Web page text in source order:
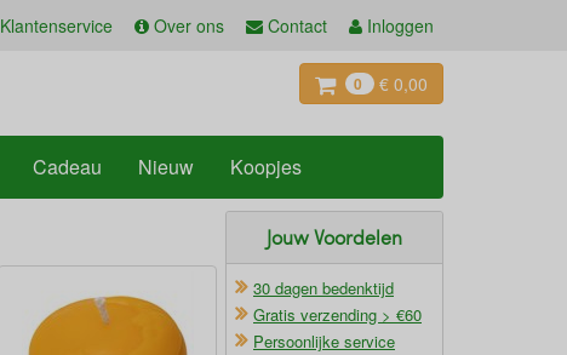
Klantenservice Over ons Contact Inloggen
0 € 0,00
Cadeau Nieuw Koopjes
Jouw Voordelen
30 dagen bedenktijd
Gratis verzending > €60
Persoonlijke service